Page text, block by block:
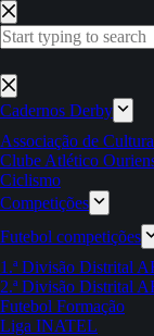
Pular
para
o
Sem
resultados
Cadernos Derby
Associação de
Clube Atlético
Ciclismo
Competições
Futebol competições
1.ª Divisão Distrital
2.ª Divisão Distrital
Futebol Formação
Liga INATEL